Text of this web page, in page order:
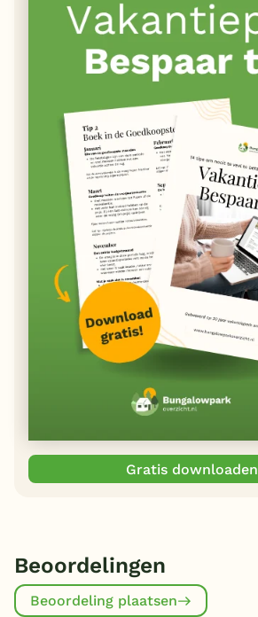
Gratis downloaden
Beoordelingen
Beoordeling plaatsen